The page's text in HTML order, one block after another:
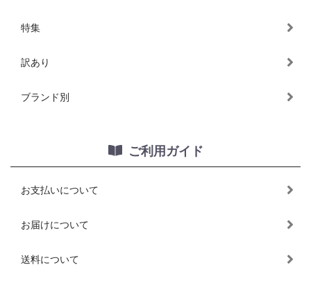
特集
訳あり
ブランド別
ご利用ガイド
お支払いについて
お届けについて
送料について